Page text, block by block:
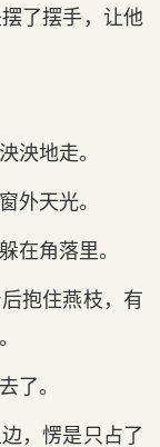
了摆手，让他
泱地走。
外天光。
在角落里。
抱住燕枝，有
了。
，愣是只占了